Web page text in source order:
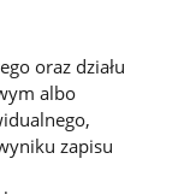
oraz działu
albo
zapisu